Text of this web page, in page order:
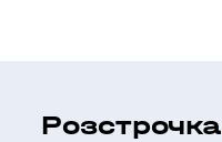
Розстрочка